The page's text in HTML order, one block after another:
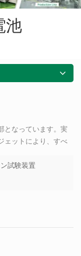
池
となっています。実
ェットにより、すべ
ているそのような有
電気試験装置 これ
機器には、バーン
クプレーンテスタ
試験装置 これは、電
試験装置